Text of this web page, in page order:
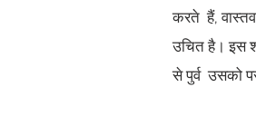
करते हैं, वास्तव
उचित है। इस
से पुर्व उसको